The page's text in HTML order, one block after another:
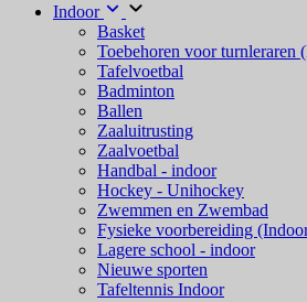
Indoor
Basket
Toebehoren voor turnleraren
Tafelvoetbal
Badminton
Ballen
Zaaluitrusting
Zaalvoetbal
Handbal - indoor
Hockey - Unihockey
Zwemmen en Zwembad
Fysieke voorbereiding
Lagere school - indoor
Nieuwe sporten
Tafeltennis Indoor